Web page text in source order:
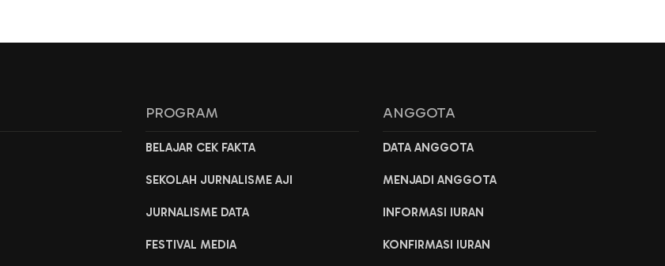
PROGRAM
BELAJAR CEK FAKTA
SEKOLAH JURNALISME AJI
JURNALISME DATA
FESTIVAL MEDIA
ANGGOTA
DATA ANGGOTA
MENJADI ANGGOTA
INFORMASI IURAN
KONFIRMASI IURAN